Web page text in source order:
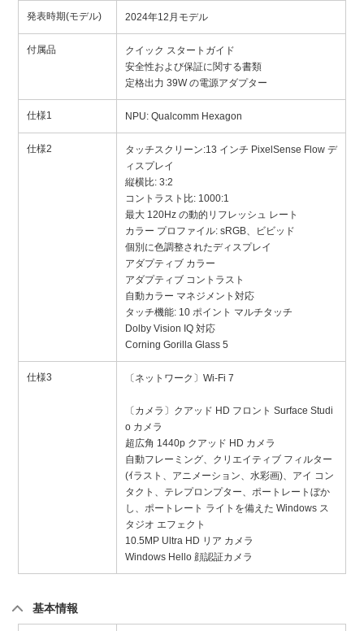
発表時期(モデル) 2024年12月モデル
付属品
クイック スタートガイド
安全性および保証に関する書類
定格出力 39W の電源アダプター
仕様1 NPU: Qualcomm Hexagon
仕様2
タッチスクリーン:13 インチ PixelSense Flow デ
ィスプレイ
縦横比: 3:2
コントラスト比: 1000:1
最大 120Hz の動的リフレッシュ レート
カラー プロファイル: sRGB、ビビッド
個別に色調整されたディスプレイ
アダプティブ カラー
アダプティブ コントラスト
自動カラー マネジメント対応
タッチ機能: 10 ポイント マルチタッチ
Dolby Vision IQ 対応
Corning Gorilla Glass 5
仕様3 〔ネットワーク〕Wi-Fi 7
〔カメラ〕クアッド HD フロント Surface Studi
o カメラ
超広角 1440p クアッド HD カメラ
自動フレーミング、クリエイティブ フィルター
(ｲラスト、アニメーション、水彩画)、アイ コン
タクト、テレプロンプター、ポートレートぼか
し、ポートレート ライトを備えた Windows ス
タジオ エフェクト
10.5MP Ultra HD リア カメラ
Windows Hello 顔認証カメラ
基本情報